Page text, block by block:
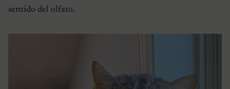
sentido del olfato.